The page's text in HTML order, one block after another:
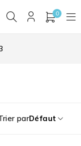
0
parDéfaut